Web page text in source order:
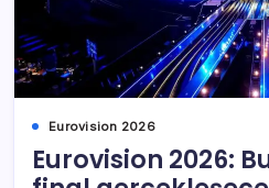
Eurovision 2026
Eurovision 2026: